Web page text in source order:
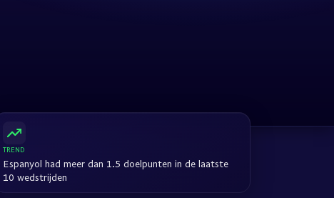
TREND
Espanyol had meer dan 1.5 doelpunten in de laatste
10 wedstrijden